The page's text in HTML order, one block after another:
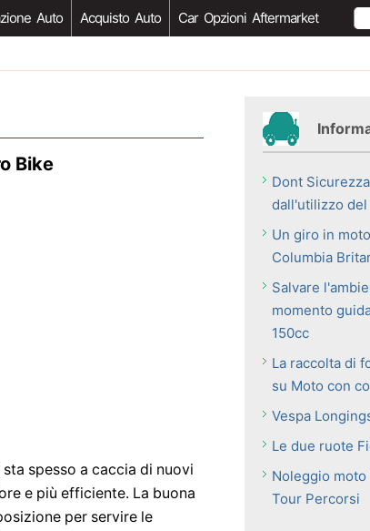
Auto Acquisto Auto Car Opzioni Aftermarket
Bike
spesso a caccia di nuovi
e più efficiente. La buona
per servire le
Dont
dall'utilizzo del
Un giro in
Columbia
Salvare
momento
150cc
La raccolta di
su Moto con
Vespa
Le due ruote
Noleggio
Tour Percorsi